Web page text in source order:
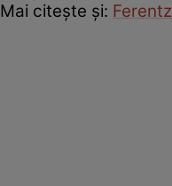
Mai citește și: